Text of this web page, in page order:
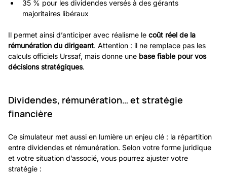
35 % pour les dividendes versés à des gérants
majoritaires libéraux
Il permet ainsi d’anticiper avec réalisme le coût réel de la
rémunération du dirigeant. Attention : il ne remplace pas les
calculs officiels Urssaf, mais donne une base fiable pour vos
décisions stratégiques.
Dividendes, rémunération… et stratégie
financière
Ce simulateur met aussi en lumière un enjeu clé : la répartition
entre dividendes et rémunération. Selon votre forme juridique
et votre situation d’associé, vous pourrez ajuster votre
stratégie :